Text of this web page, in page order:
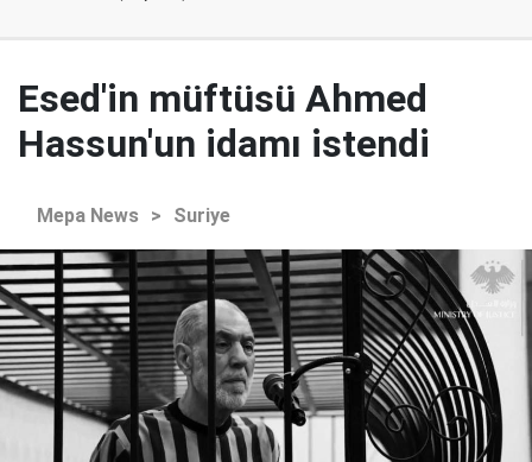
Esed'in müftüsü Ahmed
Hassun'un idamı istendi
Mepa News > Suriye